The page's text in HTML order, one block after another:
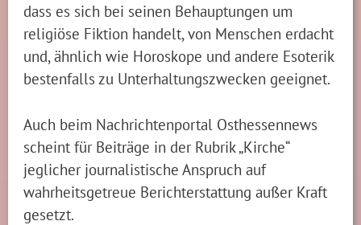
dass es sich bei seinen Behauptungen um
religiöse Fiktion handelt, von Menschen erdacht
und, ähnlich wie Horoskope und andere Esoterik
bestenfalls zu Unterhaltungszwecken geeignet.
Auch beim Nachrichtenportal Osthessennews
scheint für Beiträge in der Rubrik „Kirche“
jeglicher journalistische Anspruch auf
wahrheitsgetreue Berichterstattung außer Kraft
gesetzt.